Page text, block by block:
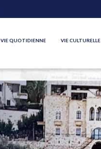
VIE QUOTIDIENNE VIE CULTURELLE